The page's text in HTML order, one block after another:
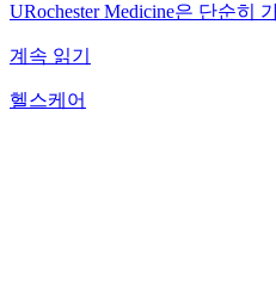
URochester Medicine은 단순히
계속 읽기
헬스케어